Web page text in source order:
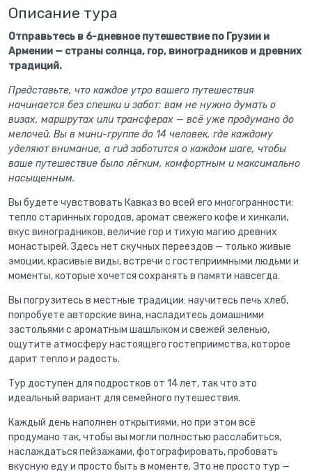
Описание тура
Отправьтесь в 6-дневное путешествие по Грузии и
Армении — страны солнца, гор, виноградников и древних
традиций.
Представьте, что каждое утро вашего путешествия
начинается без спешки и забот: вам не нужно думать о
визах, маршрутах или трансферах — всё уже продумано до
мелочей. Вы в мини-группе до 14 человек, где каждому
уделяют внимание, а гид заботится о каждом шаге, чтобы
ваше путешествие было лёгким, комфортным и максимально
насыщенным.
Вы будете чувствовать Кавказ во всей его многогранности:
тепло старинных городов, аромат свежего кофе и хинкали,
вкус виноградников, величие гор и тихую магию древних
монастырей. Здесь нет скучных переездов — только живые
эмоции, красивые виды, встречи с гостеприимными людьми и
моменты, которые хочется сохранять в памяти навсегда.
Вы погрузитесь в местные традиции: научитесь печь хлеб,
попробуете авторские вина, насладитесь домашними
застольями с ароматным шашлыком и свежей зеленью,
ощутите атмосферу настоящего гостеприимства, которое
дарит тепло и радость.
Тур доступен для подростков от 14 лет, так что это
идеальный вариант для семейного путешествия.
Каждый день наполнен открытиями, но при этом всё
продумано так, чтобы вы могли полностью расслабиться,
наслаждаться пейзажами, фотографировать, пробовать
вкусную еду и просто быть в моменте. Это не просто тур —